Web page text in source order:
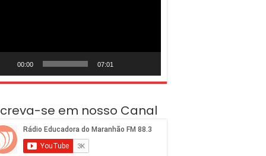
00:00 07:01
se em nosso Canal